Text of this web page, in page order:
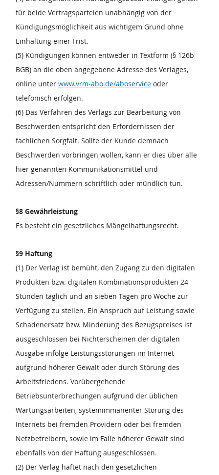
für beide Vertragsparteien unabhängig von der
Kündigungsmöglichkeit aus wichtigem Grund ohne
Einhaltung einer Frist.
(5) Kündigungen können entweder in Textform (§ 126b
BGB) an die oben angegebene Adresse des Verlages,
online unter www.vrm-abo.de/aboservice oder
telefonisch erfolgen.
(6) Das Verfahren des Verlags zur Bearbeitung von
Beschwerden entspricht den Erfordernissen der
fachlichen Sorgfalt. Sollte der Kunde demnach
Beschwerden vorbringen wollen, kann er dies über alle
hier genannten Kommunikationsmittel und
Adressen/Nummern schriftlich oder mündlich tun.
§8 Gewährleistung
Es besteht ein gesetzliches Mängelhaftungsrecht.
§9 Haftung
(1) Der Verlag ist bemüht, den Zugang zu den digitalen
Produkten bzw. digitalen Kombinationsprodukten 24
Stunden täglich und an sieben Tagen pro Woche zur
Verfügung zu stellen. Ein Anspruch auf Leistung sowie
Schadenersatz bzw. Minderung des Bezugspreises ist
ausgeschlossen bei Nichterscheinen der digitalen
Ausgabe infolge Leistungsstörungen im Internet
aufgrund höherer Gewalt oder durch Störung des
Arbeitsfriedens. Vorübergehende
Betriebsunterbrechungen aufgrund der üblichen
Wartungsarbeiten, systemimmanenter Störung des
Internets bei fremden Providern oder bei fremden
Netzbetreibern, sowie im Falle höherer Gewalt sind
ebenfalls von der Haftung ausgeschlossen.
(2) Der Verlag haftet nach den gesetzlichen